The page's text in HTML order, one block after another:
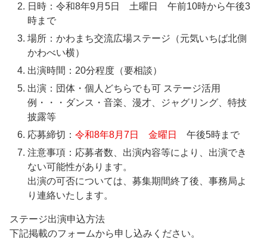
日時：令和8年9月5日 土曜日 午前10時から午後3
時まで
場所：かわまち交流広場ステージ（元気いちば北側
かわべい横）
出演時間：20分程度（要相談）
出演：団体・個人どちらでも可 ステージ活用
例・・・ダンス・音楽、漫才、ジャグリング、特技
披露等
応募締切： 令和8年8月7日 金曜日
午後5時まで
注意事項：応募者数、出演内容等により、出演でき
ない可能性があります。
出演の可否については、募集期間終了後、事務局よ
り連絡いたします。
ステージ出演申込方法
下記掲載のフォームから申し込みください。